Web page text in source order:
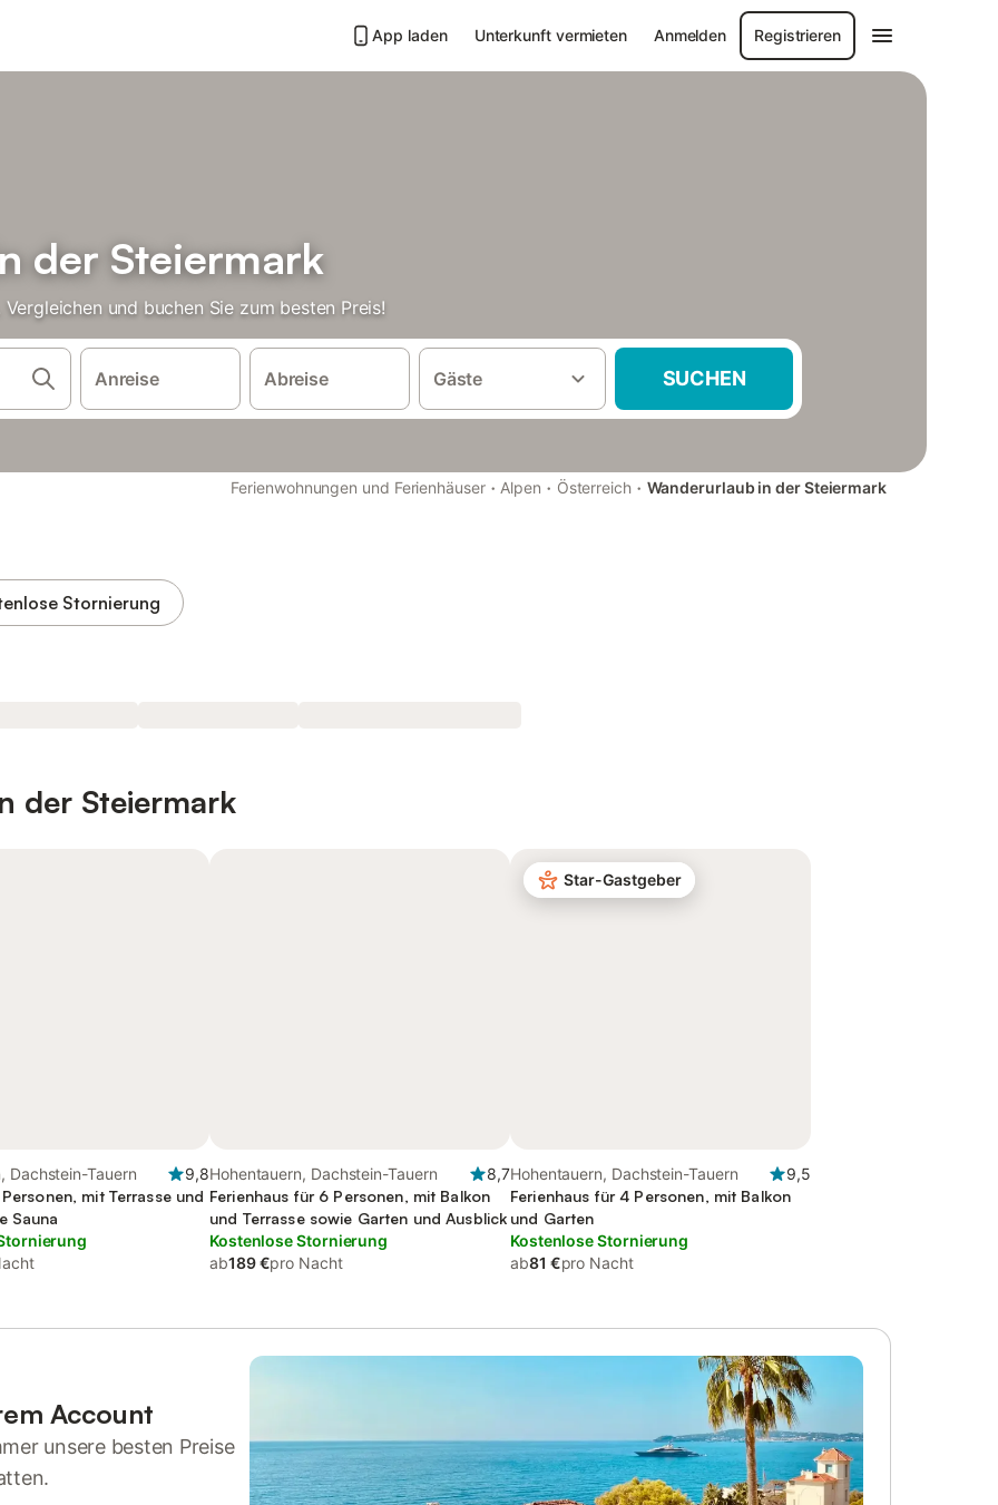
App laden Unterkunft vermieten Anmelden Registrieren
der Steiermark
und buchen Sie zum besten Preis!
Anreise Abreise Gäste SUCHEN
Ferienwohnungen und Ferienhäuser · Alpen · Österreich · Wanderurlaub in der Steiermark
Stornierung
der Steiermark
Dachstein-Tauern
9,8
mit Terrasse und
Sauna
Hohentauern, Dachstein-Tauern
8,7
Ferienhaus für 6 Personen, mit Balkon
und Terrasse sowie Garten und Ausblick
Kostenlose Stornierung
ab189 €pro Nacht
Star-Gastgeber
Hohentauern, Dachstein-Tauern
9,5
Ferienhaus für 4 Personen, mit Balkon
und Garten
Kostenlose Stornierung
ab81 €pro Nacht
Account
unsere besten Preise